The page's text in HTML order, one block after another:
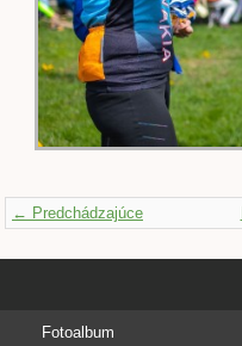
← Predchádzajúce
Fotoalbum